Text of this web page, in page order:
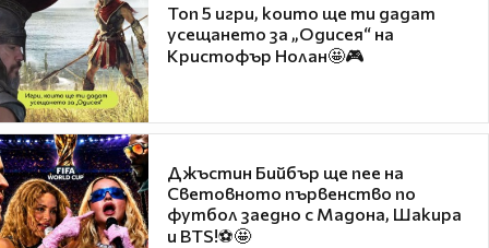
Топ 5 игри, които ще ти дадат
усещането за „Одисея“ на
Кристофър Нолан🤩🎮
Джъстин Бийбър ще пее на
Световното първенство по
футбол заедно с Мадона, Шакира
и BTS!⚽🤩